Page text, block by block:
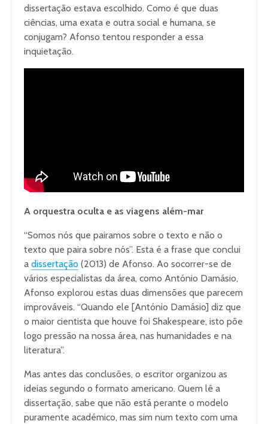
dissertação estava escolhido. Como é que duas
ciências, uma exata e outra social e humana, se
conjugam? Afonso tentou responder a essa
inquietação.
A orquestra oculta e as viagens além-mar
“Somos nós que pairamos sobre o texto e não o
texto que paira sobre nós”. Esta é a frase que conclui
a dissertação (2013) de Afonso. Ao socorrer-se de
vários especialistas da área, como António Damásio,
Afonso explorou estas duas dimensões que parecem
improváveis. “Quando ele [António Damásio] diz que
o maior cientista que houve foi Shakespeare, isto põe
logo pressão na nossa área, nas humanidades e na
literatura”.
Mas antes das conclusões, o escritor organizou as
ideias segundo o formato americano. Quem lê a
dissertação, sabe que não está perante o modelo
puramente académico, mas sim num texto com uma